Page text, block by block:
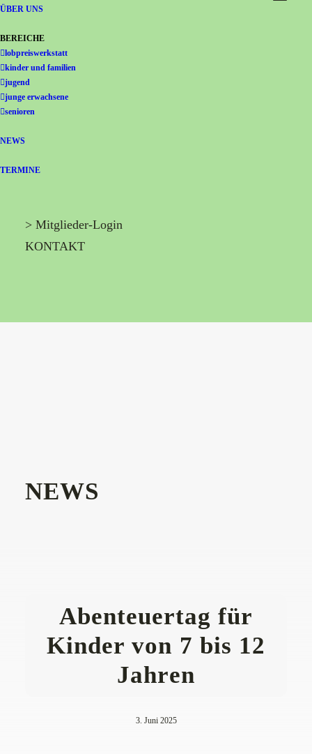
Gemeinschaft Immanuel
ÜBER UNS
BEREICHE
lobpreiswerkstatt
kinder und familien
jugend
junge erwachsene
senioren
NEWS
TERMINE
> Mitglieder-Login
KONTAKT
NEWS
Abenteuertag für
Kinder von 7 bis 12
Jahren
3. Juni 2025